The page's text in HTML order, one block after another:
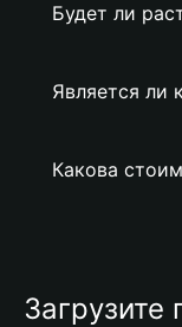
Будет ли
Является ли
Какова